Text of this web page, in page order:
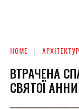
HOME
ВТРАЧЕНА
СВЯТОЇ АННИ